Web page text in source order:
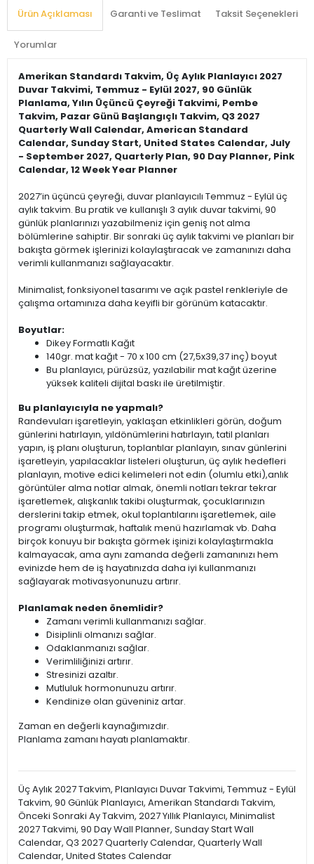
Ürün Açıklaması Garanti ve Teslimat Taksit Seçenekleri
Yorumlar
Amerikan Standardı Takvim, Üç Aylık Planlayıcı 2027
Duvar Takvimi, Temmuz - Eylül 2027, 90 Günlük
Planlama, Yılın Üçüncü Çeyreği Takvimi, Pembe
Takvim, Pazar Günü Başlangıçlı Takvim, Q3 2027
Quarterly Wall Calendar, American Standard
Calendar, Sunday Start, United States Calendar, July
- September 2027, Quarterly Plan, 90 Day Planner, Pink
Calendar, 12 Week Year Planner
2027’in üçüncü çeyreği, duvar planlayıcılı Temmuz - Eylül üç
aylık takvim. Bu pratik ve kullanışlı 3 aylık duvar takvimi, 90
günlük planlarınızı yazabilmeniz için geniş not alma
bölümlerine sahiptir. Bir sonraki üç aylık takvimi ve planları bir
bakışta görmek işlerinizi kolaylaştıracak ve zamanınızı daha
verimli kullanmanızı sağlayacaktır.
Minimalist, fonksiyonel tasarımı ve açık pastel renkleriyle de
çalışma ortamınıza daha keyifli bir görünüm katacaktır.
Boyutlar:
Dikey Formatlı Kağıt
140gr. mat kağıt - 70 x 100 cm (27,5x39,37 inç) boyut
Bu planlayıcı, pürüzsüz, yazılabilir mat kağıt üzerine
yüksek kaliteli dijital baskı ile üretilmiştir.
Bu planlayıcıyla ne yapmalı?
Randevuları işaretleyin, yaklaşan etkinlikleri görün, doğum
günlerini hatırlayın, yıldönümlerini hatırlayın, tatil planları
yapın, iş planı oluşturun, toplantılar planlayın, sınav günlerini
işaretleyin, yapılacaklar listeleri oluşturun, üç aylık hedefleri
planlayın, motive edici kelimeleri not edin (olumlu etki),anlık
görüntüler alma notlar almak, önemli notları tekrar tekrar
işaretlemek, alışkanlık takibi oluşturmak, çocuklarınızın
derslerini takip etmek, okul toplantılarını işaretlemek, aile
programı oluşturmak, haftalık menü hazırlamak vb. Daha
birçok konuyu bir bakışta görmek işinizi kolaylaştırmakla
kalmayacak, ama aynı zamanda değerli zamanınızı hem
evinizde hem de iş hayatınızda daha iyi kullanmanızı
sağlayarak motivasyonunuzu artırır.
Planlamak neden önemlidir?
Zamanı verimli kullanmanızı sağlar.
Disiplinli olmanızı sağlar.
Odaklanmanızı sağlar.
Verimliliğinizi artırır.
Stresinizi azaltır.
Mutluluk hormonunuzu artırır.
Kendinize olan güveniniz artar.
Zaman en değerli kaynağımızdır.
Planlama zamanı hayatı planlamaktır.
Üç Aylık 2027 Takvim, Planlayıcı Duvar Takvimi, Temmuz - Eylül
Takvim, 90 Günlük Planlayıcı, Amerikan Standardı Takvim,
Önceki Sonraki Ay Takvim, 2027 Yıllık Planlayıcı, Minimalist
2027 Takvimi, 90 Day Wall Planner, Sunday Start Wall
Calendar, Q3 2027 Quarterly Calendar, Quarterly Wall
Calendar, United States Calendar